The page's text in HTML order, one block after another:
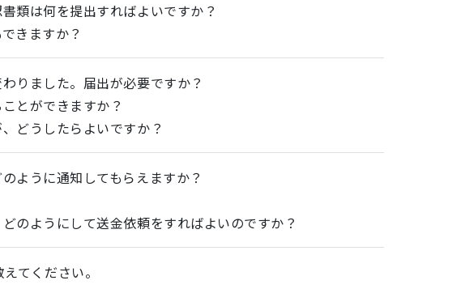
類は何を提出すればよいですか？
きますか？
りました。届出が必要ですか？
とができますか？
どうしたらよいですか？
ように通知してもらえますか？
のようにして送金依頼をすればよいのですか？
てください。